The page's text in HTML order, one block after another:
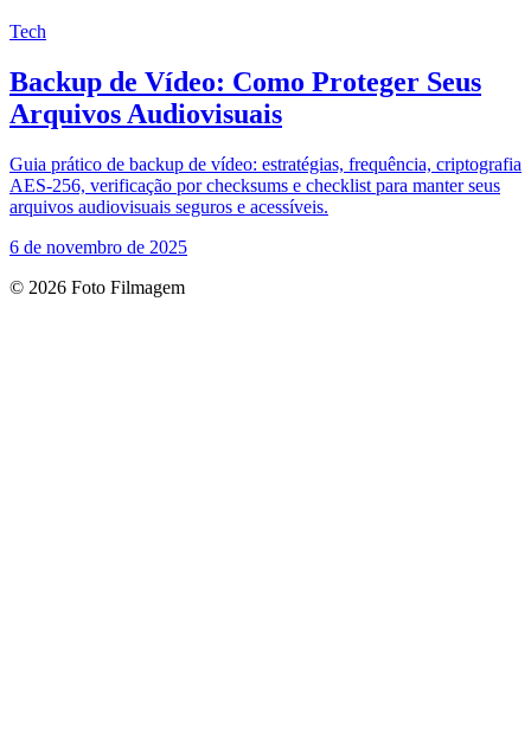
Tech
Backup de Vídeo: Como Proteger Seus
Arquivos Audiovisuais
Guia prático de backup de vídeo: estratégias, frequência, criptografia
AES-256, verificação por checksums e checklist para manter seus
arquivos audiovisuais seguros e acessíveis.
6 de novembro de 2025
© 2026 Foto Filmagem